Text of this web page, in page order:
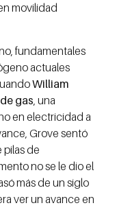
movilidad
fundamentales
actuales
William
gas , una
en electricidad a
Grove sentó
pilas de
no se le dio el
más de un siglo
ver un avance en